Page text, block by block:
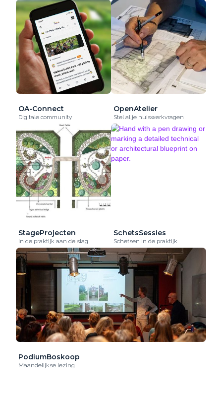
OA-Connect
Digitale community
OpenAtelier
Stel al je huiswerkvragen
StageProjecten
In de praktijk aan de slag
SchetsSessies
Schetsen in de praktijk
PodiumBoskoop
Maandelijkse lezing